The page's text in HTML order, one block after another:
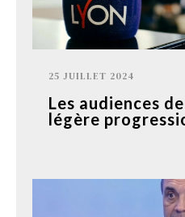
25 JUILLET 2024
Les audiences
légère